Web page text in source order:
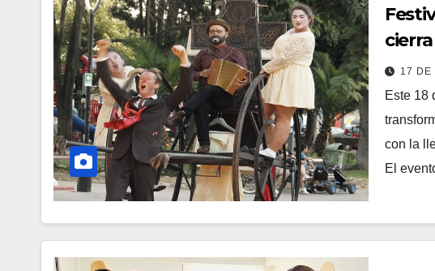
17 DE
Este 18
con la
El